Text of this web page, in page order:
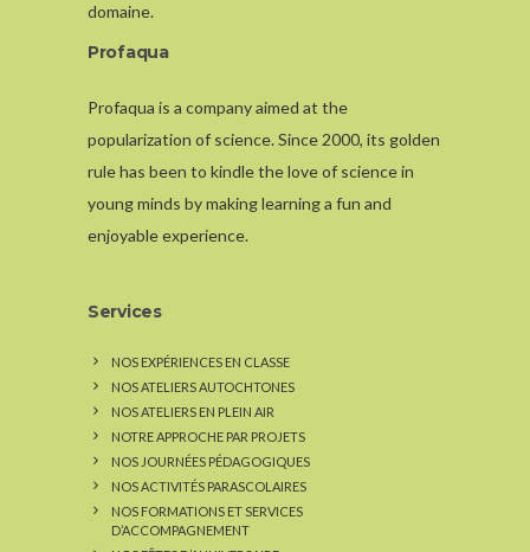
domaine.
Profaqua
Profaqua is a company aimed at the
popularization of science. Since 2000, its golden
rule has been to kindle the love of science in
young minds by making learning a fun and
enjoyable experience.
Services
NOS EXPÉRIENCES EN CLASSE
NOS ATELIERS AUTOCHTONES
NOS ATELIERS EN PLEIN AIR
NOTRE APPROCHE PAR PROJETS
NOS JOURNÉES PÉDAGOGIQUES
NOS ACTIVITÉS PARASCOLAIRES
NOS FORMATIONS ET SERVICES
D’ACCOMPAGNEMENT